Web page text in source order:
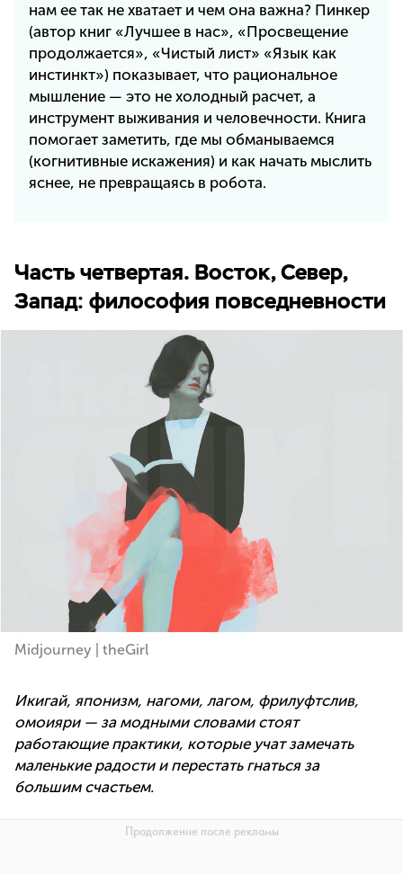
нам ее так не хватает и чем она важна? Пинкер
(автор книг «Лучшее в нас», «Просвещение
продолжается», «Чистый лист» «Язык как
инстинкт») показывает, что рациональное
мышление — это не холодный расчет, а
инструмент выживания и человечности. Книга
помогает заметить, где мы обманываемся
(когнитивные искажения) и как начать мыслить
яснее, не превращаясь в робота.
Часть четвертая. Восток, Север,
Запад: философия повседневности
Midjourney | theGirl
Икигай, японизм, нагоми, лагом, фрилуфтслив,
омоияри — за модными словами стоят
работающие практики, которые учат замечать
маленькие радости и перестать гнаться за
большим счастьем.